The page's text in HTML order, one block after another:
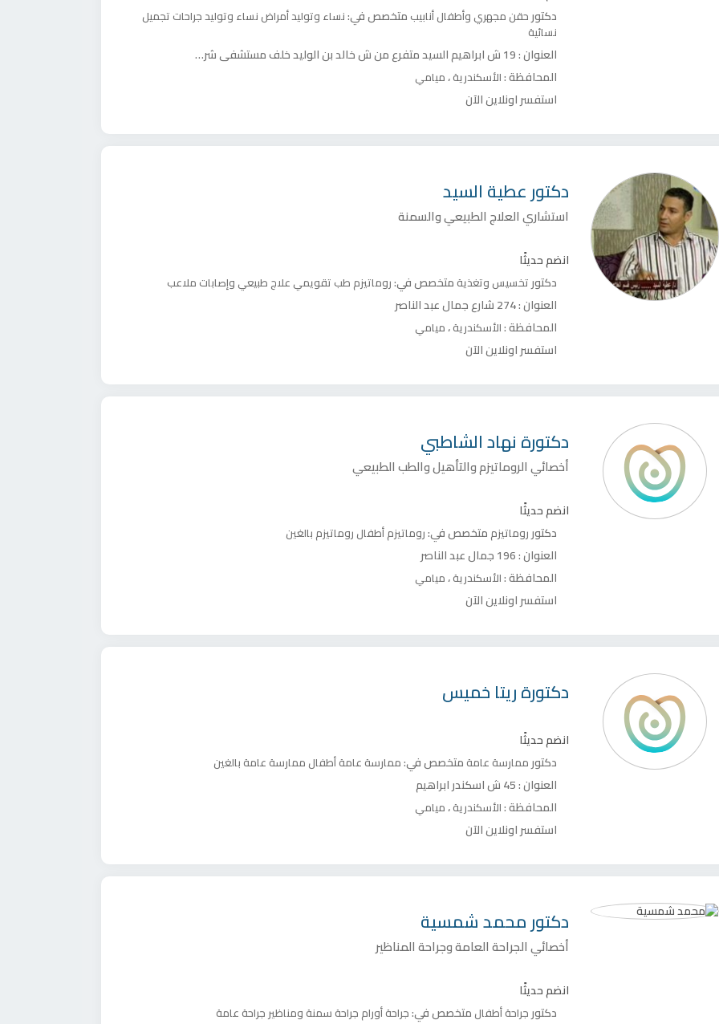
دكتور حقن مجهري وأطفال أنابيب متخصص في:نساء وتوليدأمراض نساء وتوليدجراحات تجميل
نسائية
العنوان :19 ش ابراهيم السيد متفرع من ش خالد بن الوليد خلف مستشفى شرق المدينة
المحافظة :الأسكندرية،ميامي
استفسر اونلاين الآن
دكتورعطية السيد
استشاري العلاج الطبيعي والسمنة
انضم حديثًا
دكتور تخسيس وتغذيةمتخصص في:روماتيزم طب تقويمي علاج طبيعي وإصابات ملاعب
العنوان :274 شارع جمال عبد الناصر
المحافظة :الأسكندرية،ميامي
استفسر اونلاين الآن
دكتورة نهاد الشاطبي
أخصائي الروماتيزم والتأهيل والطب الطبيعي
انضم حديثًا
دكتور روماتيزم متخصص في:روماتيزم أطفال روماتيزم بالغين
العنوان :196 جمال عبد الناصر
المحافظة :الأسكندرية،ميامي
استفسر اونلاين الآن
دكتورةريتا خميس
انضم حديثًا
دكتور ممارسة عامةمتخصص في:ممارسة عامة أطفال ممارسة عامة بالغين
العنوان :45 ش اسكندر ابراهيم
المحافظة :الأسكندرية،ميامي
استفسر اونلاين الآن
دكتورمحمد شمسية
أخصائي الجراحة العامة وجراحة المناظير
انضم حديثًا
دكتور جراحة أطفال متخصص في:جراحة أورام جراحة سمنة ومناظير جراحة عامة